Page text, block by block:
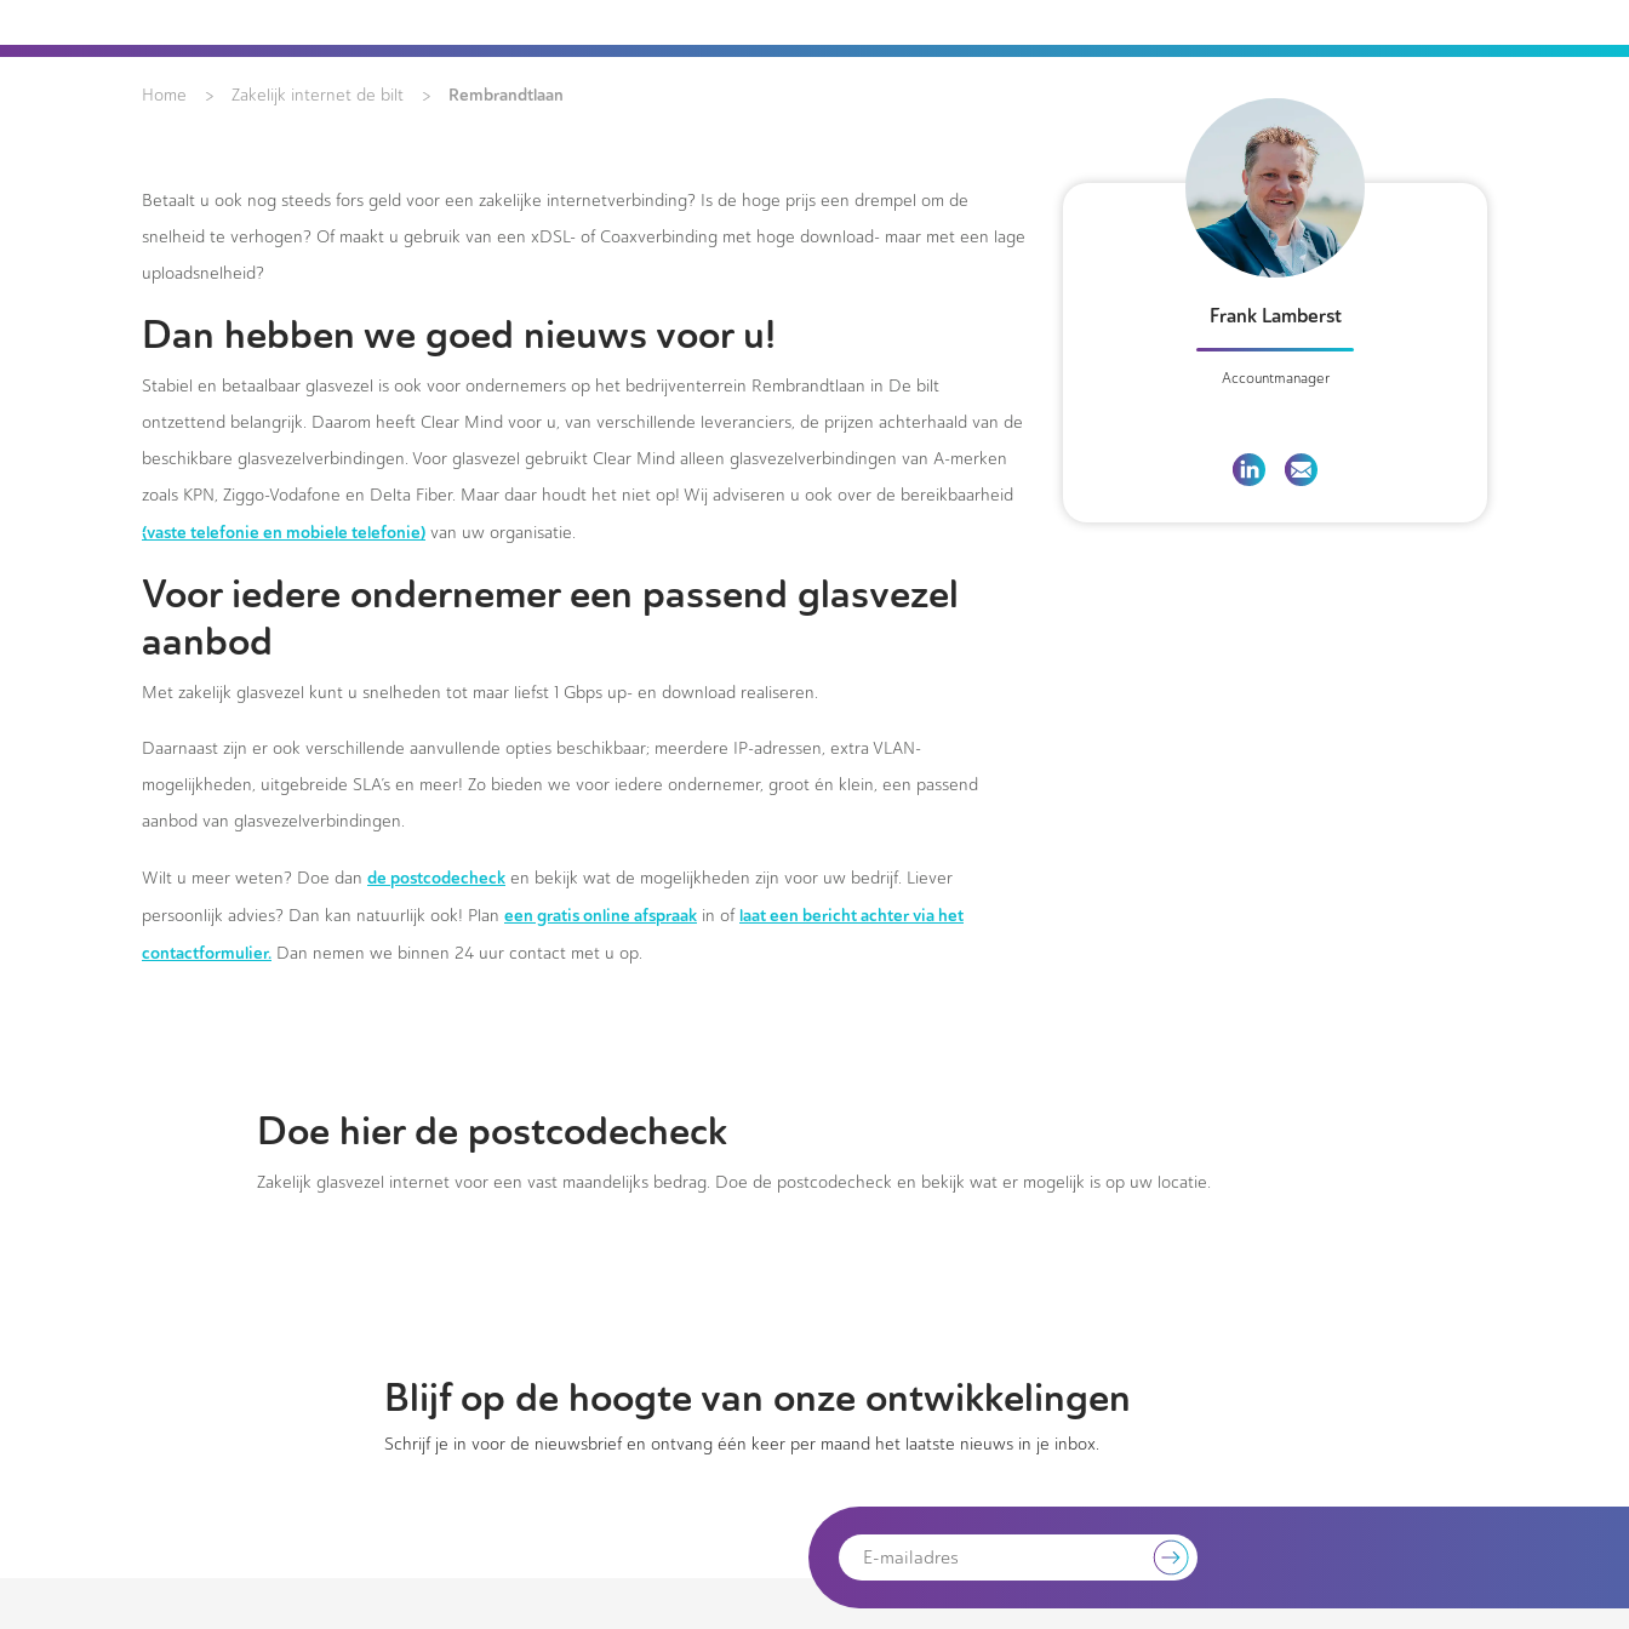
Home > Zakelijk internet de bilt > Rembrandtlaan
Betaalt u ook nog steeds fors geld voor een zakelijke internetverbinding? Is de hoge prijs een drempel om de
snelheid te verhogen? Of maakt u gebruik van een xDSL- of Coaxverbinding met hoge download- maar met een lage
uploadsnelheid?
Dan hebben we goed nieuws voor u!
Stabiel en betaalbaar glasvezel is ook voor ondernemers op het bedrijventerrein Rembrandtlaan in De bilt
ontzettend belangrijk. Daarom heeft Clear Mind voor u, van verschillende leveranciers, de prijzen achterhaald van de
beschikbare glasvezelverbindingen. Voor glasvezel gebruikt Clear Mind alleen glasvezelverbindingen van A-merken
zoals KPN, Ziggo-Vodafone en Delta Fiber. Maar daar houdt het niet op! Wij adviseren u ook over de bereikbaarheid
(vaste telefonie en mobiele telefonie) van uw organisatie.
Voor iedere ondernemer een passend glasvezel
aanbod
Met zakelijk glasvezel kunt u snelheden tot maar liefst 1 Gbps up- en download realiseren.
Daarnaast zijn er ook verschillende aanvullende opties beschikbaar; meerdere IP-adressen, extra VLAN-
mogelijkheden, uitgebreide SLA’s en meer! Zo bieden we voor iedere ondernemer, groot én klein, een passend
aanbod van glasvezelverbindingen.
Wilt u meer weten? Doe dan de postcodecheck en bekijk wat de mogelijkheden zijn voor uw bedrijf. Liever
persoonlijk advies? Dan kan natuurlijk ook! Plan een gratis online afspraak in of laat een bericht achter via het
contactformulier. Dan nemen we binnen 24 uur contact met u op.
Frank Lamberst
Accountmanager
Doe hier de postcodecheck
Zakelijk glasvezel internet voor een vast maandelijks bedrag. Doe de postcodecheck en bekijk wat er mogelijk is op uw locatie.
Blijf op de hoogte van onze ontwikkelingen
Schrijf je in voor de nieuwsbrief en ontvang één keer per maand het laatste nieuws in je inbox.